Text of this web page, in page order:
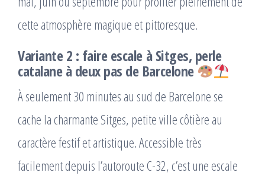
cette atmosphère magique et pittoresque.
Variante 2 : faire escale à Sitges, perle
catalane à deux pas de Barcelone
À seulement 30 minutes au sud de Barcelone se
cache la charmante Sitges, petite ville côtière au
caractère festif et artistique. Accessible très
facilement depuis l’autoroute C-32, c’est une escale